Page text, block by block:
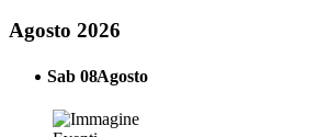
Agosto 2026
Sab 08Agosto